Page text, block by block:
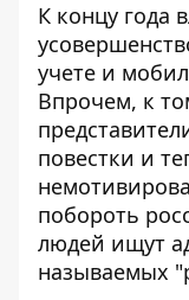
К концу года
учете и
Впрочем, к
повестки и
побороть
людей ищут
называемых